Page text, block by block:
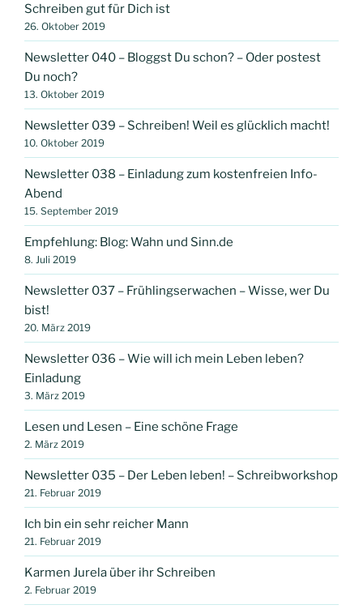
Schreiben gut für Dich ist
26. Oktober 2019
Newsletter 040 – Bloggst Du schon? – Oder postest
Du noch?
13. Oktober 2019
Newsletter 039 – Schreiben! Weil es glücklich macht!
10. Oktober 2019
Newsletter 038 – Einladung zum kostenfreien Info-
Abend
15. September 2019
Empfehlung: Blog: Wahn und Sinn.de
8. Juli 2019
Newsletter 037 – Frühlingserwachen – Wisse, wer Du
bist!
20. März 2019
Newsletter 036 – Wie will ich mein Leben leben?
Einladung
3. März 2019
Lesen und Lesen – Eine schöne Frage
2. März 2019
Newsletter 035 – Der Leben leben! – Schreibworkshop
21. Februar 2019
Ich bin ein sehr reicher Mann
21. Februar 2019
Karmen Jurela über ihr Schreiben
2. Februar 2019